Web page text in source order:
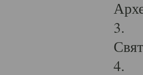
3.
4.